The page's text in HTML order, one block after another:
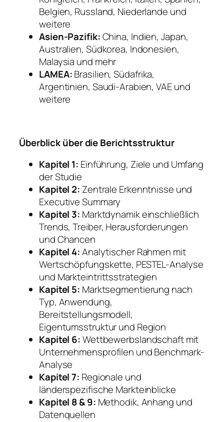
Belgien, Russland, Niederlande und
weitere
Asien-Pazifik:China, Indien, Japan,
Australien, Südkorea, Indonesien,
Malaysia und mehr
LAMEA:Brasilien, Südafrika,
Argentinien, Saudi-Arabien, VAE und
weitere
Überblick über die Berichtsstruktur
Kapitel 1: Einführung, Ziele und Umfang
der Studie
Kapitel 2: Zentrale Erkenntnisse und
Executive Summary
Kapitel 3: Marktdynamik einschließlich
Trends, Treiber, Herausforderungen
und Chancen
Kapitel 4:Analytischer Rahmen mit
Wertschöpfungskette, PESTEL-Analyse
und Markteintrittsstrategien
Kapitel 5: Marktsegmentierung nach
Typ, Anwendung,
Bereitstellungsmodell,
Eigentumsstruktur und Region
Kapitel 6:Wettbewerbslandschaft mit
Unternehmensprofilen und Benchmark-
Analyse
Kapitel 7: Regionale und
länderspezifische Markteinblicke
Kapitel 8 & 9: Methodik, Anhang und
Datenquellen